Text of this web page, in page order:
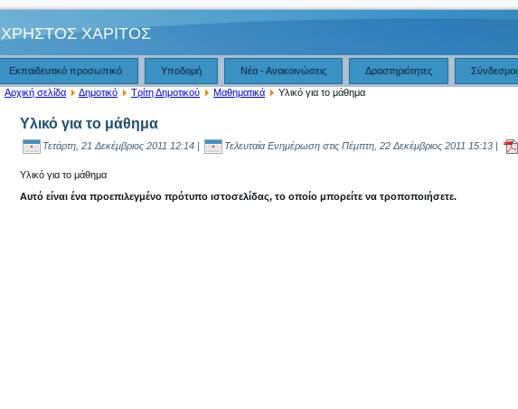
ΧΡΗΣΤΟΣ ΧΑΡΙΤΟΣ
Εκπαιδευτικό προσωπικό Υποδομή Νέα - Ανακοινώσεις Δραστηριότητες Σύνδεσμοι
Αρχική σελίδα Δημοτικό Τρίτη Δημοτικού Μαθηματικά Υλικό για το μάθημα
Υλικό για το μάθημα
Τετάρτη, 21 Δεκέμβριος 2011 12:14 | Τελευταία Ενημέρωση στις Πέμπτη, 22 Δεκέμβριος 2011 15:13 |
Υλικό για το μάθημα
Αυτό είναι ένα προεπιλεγμένο πρότυπο ιστοσελίδας, το οποίο μπορείτε να τροποποιήσετε.